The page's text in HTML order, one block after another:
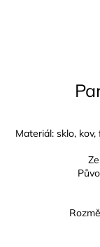
Materiál: sklo,